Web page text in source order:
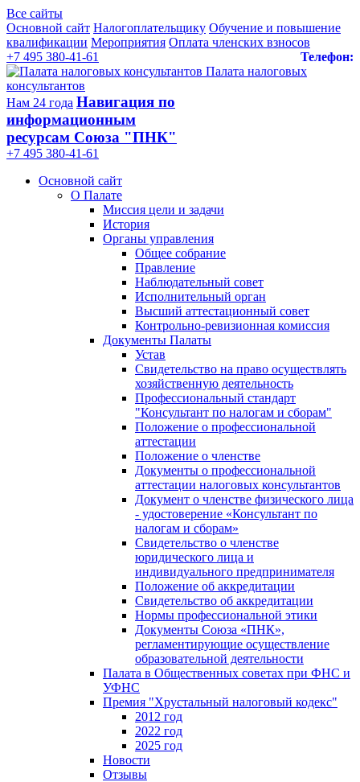
Все сайты
Основной сайт Налогоплательщику Обучение и повышение
квалификации Мероприятия Оплата членских взносов
Телефон:
+7 495 380-41-61
Палата налоговых
консультантов
Нам 24 года Навигация по
информационным
ресурсам Союза "ПНК"
+7 495 380‑41‑61
Основной сайт
О Палате
Миссия цели и задачи
История
Органы управления
Общее собрание
Правление
Наблюдательный совет
Исполнительный орган
Высший аттестационный совет
Контрольно-ревизионная комиссия
Документы Палаты
Устав
Свидетельство на право осуществлять
хозяйственную деятельность
Профессиональный стандарт
"Консультант по налогам и сборам"
Положение о профессиональной
аттестации
Положение о членстве
Документы о профессиональной
аттестации налоговых консультантов
Документ о членстве физического лица
- удостоверение «Консультант по
налогам и сборам»
Свидетельство о членстве
юридического лица и
индивидуального предпринимателя
Положение об аккредитации
Свидетельство об аккредитации
Нормы профессиональной этики
Документы Союза «ПНК»,
регламентирующие осуществление
образовательной деятельности
Палата в Общественных советах при ФНС и
УФНС
Премия "Хрустальный налоговый кодекс"
2012 год
2022 год
2025 год
Новости
Отзывы